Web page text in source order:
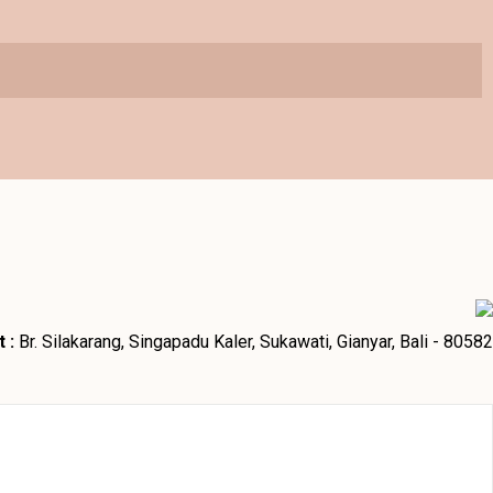
: Br. Silakarang, Singapadu Kaler, Sukawati, Gianyar, Bali - 80582